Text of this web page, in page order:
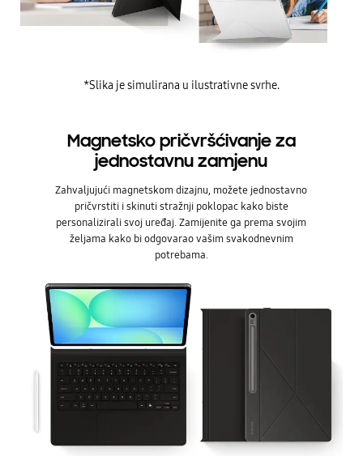
*Slika je simulirana u ilustrativne svrhe.
Magnetsko pričvršćivanje za
jednostavnu zamjenu
Zahvaljujući magnetskom dizajnu, možete jednostavno
pričvrstiti i skinuti stražnji poklopac kako biste
personalizirali svoj uređaj. Zamijenite ga prema svojim
željama kako bi odgovarao vašim svakodnevnim
potrebama.